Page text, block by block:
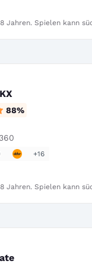
Jahren. Spielen kann
88%
+16
Jahren. Spielen kann